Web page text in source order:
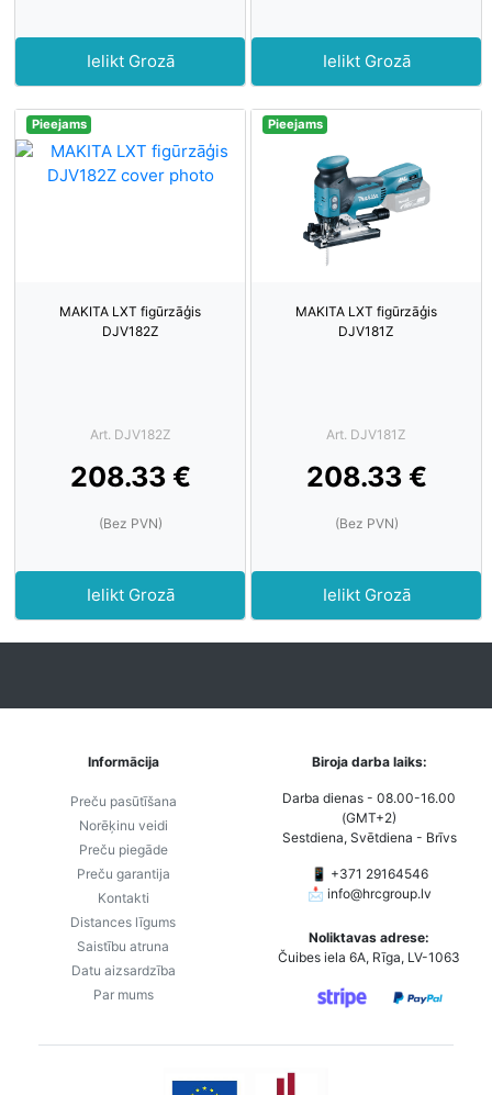
Ielikt Grozā Ielikt Grozā
Pieejams
MAKITA LXT figūrzāģis
DJV182Z
Art. DJV182Z
208.33 €
(Bez PVN)
Ielikt Grozā
Pieejams
MAKITA LXT figūrzāģis
DJV181Z
Art. DJV181Z
208.33 €
(Bez PVN)
Ielikt Grozā
Informācija
Preču pasūtīšana
Norēķinu veidi
Preču piegāde
Preču garantija
Kontakti
Distances līgums
Saistību atruna
Datu aizsardzība
Par mums
Biroja darba laiks:
Darba dienas - 08.00-16.00
(GMT+2)
Sestdiena, Svētdiena - Brīvs
📱 +371 29164546
📩 info@hrcgroup.lv
Noliktavas adrese:
Čuibes iela 6A, Rīga, LV-1063